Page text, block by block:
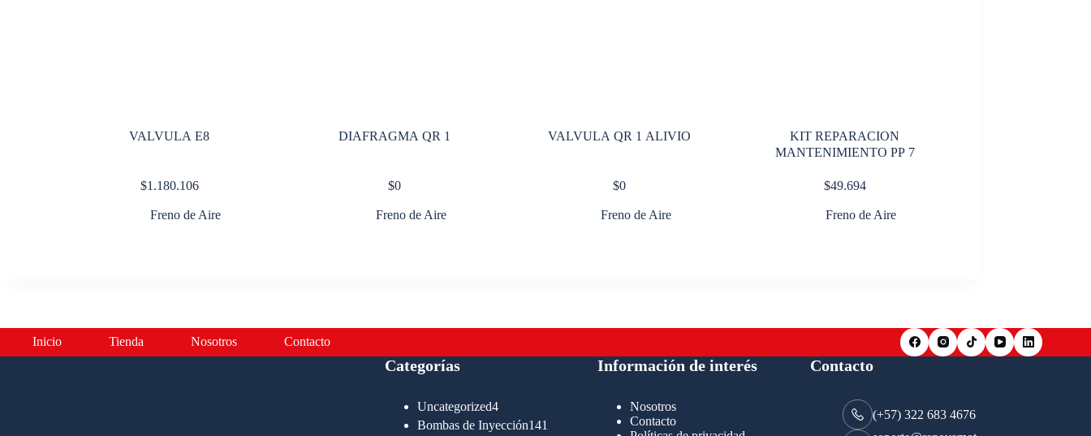
VALVULA E8
$1.180.106
Freno de Aire
DIAFRAGMA QR 1
$0
Freno de Aire
VALVULA QR 1 ALIVIO
$0
Freno de Aire
KIT REPARACION
MANTENIMIENTO PP 7
$49.694
Freno de Aire
Inicio Tienda Nosotros Contacto
Categorías
Uncategorized44
productos
Bombas de Inyección141
Información de interés
Nosotros
Contacto
Contacto
(+57) 322 683 4676